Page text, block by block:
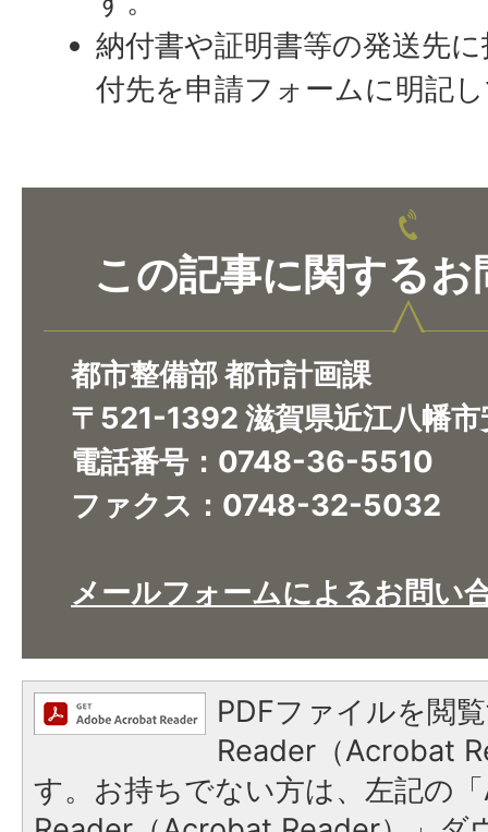
納付書や証明書等の発送先
付先を申請フォームに明記
この記事に関するお
都市整備部 都市計画課
〒521-1392 滋賀県近江八幡
電話番号：0748-36-5510
ファクス：0748-32-5032
メールフォームによるお問い
PDFファイルを閲
Reader（Acrobat
す。お持ちでない方は、左記の